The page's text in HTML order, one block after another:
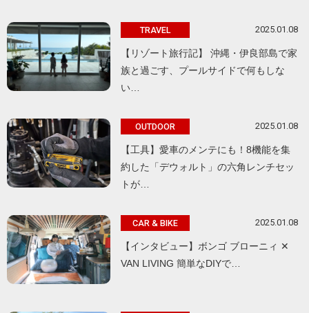
TRAVEL 2025.01.08
【リゾート旅行記】 沖縄・伊良部島で家
族と過ごす、プールサイドで何もしな
い…
OUTDOOR 2025.01.08
【工具】愛車のメンテにも！8機能を集
約した「デウォルト」の六角レンチセッ
トが…
CAR & BIKE 2025.01.08
【インタビュー】ボンゴ ブローニィ ✕
VAN LIVING 簡単なDIYで…